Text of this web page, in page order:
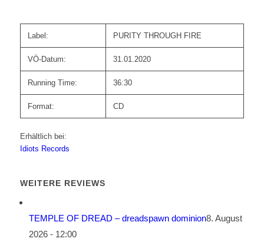
Label: PURITY THROUGH FIRE
VÖ-Datum: 31.01.2020
Running Time: 36:30
Format: CD
Erhältlich bei:
Idiots Records
WEITERE REVIEWS
TEMPLE OF DREAD – dreadspawn dominion8. August
2026 - 12:00